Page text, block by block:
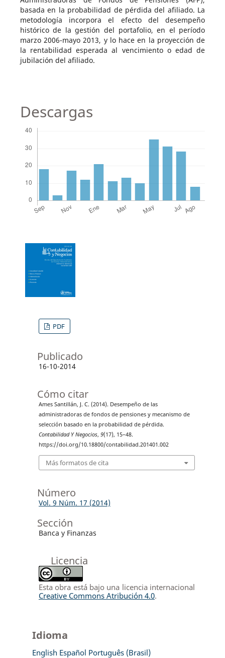
basada en la probabilidad de pérdida del afiliado. La
metodología incorpora el efecto del desempeño
histórico de la gestión del portafolio, en el período
marzo 2006-mayo 2013, y lo hace en la proyección de
la rentabilidad esperada al vencimiento o edad de
jubilación del afiliado.
Descargas
PDF
Publicado
16-10-2014
Cómo citar
Ames Santillán, J. C. (2014). Desempeño de las
administradoras de fondos de pensiones y mecanismo de
selección basado en la probabilidad de pérdida.
Contabilidad Y Negocios, 9(17), 15–48.
https://doi.org/10.18800/contabilidad.201401.002
Más formatos de cita
Número
Vol. 9 Núm. 17 (2014)
Sección
Banca y Finanzas
Licencia
Esta obra está bajo una licencia internacional
Creative Commons Atribución 4.0.
Idioma
English Español Português (Brasil)